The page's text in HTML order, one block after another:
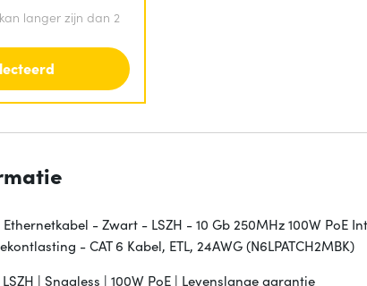
langer zijn dan 2
Ethernetkabel - Zwart - LSZH - 10 Gb 250MHz 100W PoE
- CAT 6 Kabel, ETL, 24AWG (N6LPATCH2MBK)
| Snagless | 100W PoE | Levenslange garantie